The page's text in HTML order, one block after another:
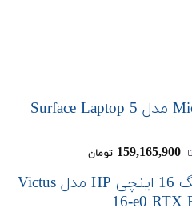
159,165,900 تومان
لپ تاپ گیمینگ 16 اینچی HP مدل Victus
16-e0 RTX